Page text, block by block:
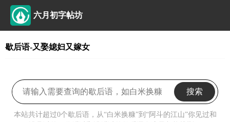
六月初字帖坊
歇后语-又娶媳妇又嫁女
搜索
本站共计超过0个歇后语，从“白米换糠”到“阿斗的江山”你见过和